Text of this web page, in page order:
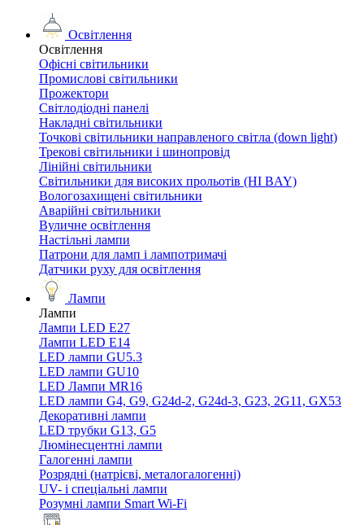
Освітлення
Освітлення
Офісні світильники
Промислові світильники
Прожектори
Світлодіодні панелі
Накладні світильники
Точкові світильники направленого світла (down light)
Трекові світильники і шинопровід
Лінійні світильники
Світильники для високих прольотів (HI BAY)
Вологозахищені світильники
Аварійні світильники
Вуличне освітлення
Настільні лампи
Патрони для ламп і лампотримачі
Датчики руху для освітлення
Лампи
Лампи
Лампи LED E27
Лампи LED Е14
LED лампи GU5.3
LED лампи GU10
LED Лампи MR16
LED лампи G4, G9, G24d-2, G24d-3, G23, 2G11, GX53
Декоративні лампи
LED трубки G13, G5
Люмінесцентні лампи
Галогенні лампи
Розрядні (натрієві, металогалогенні)
UV- і спеціальні лампи
Розумні лампи Smart Wi-Fi